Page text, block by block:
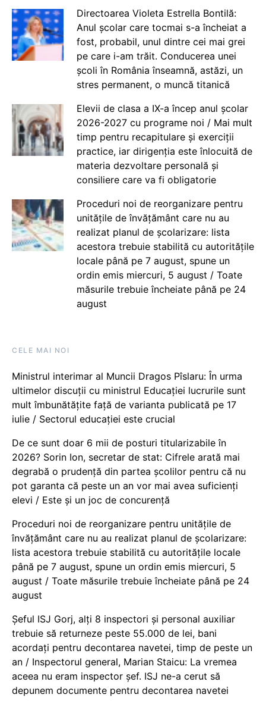
Directoarea Violeta Estrella Bontilă:
Anul școlar care tocmai s-a încheiat a
fost, probabil, unul dintre cei mai grei
pe care i-am trăit. Conducerea unei
școli în România înseamnă, astăzi, un
stres permanent, o muncă titanică
Elevii de clasa a IX-a încep anul școlar
2026-2027 cu programe noi / Mai mult
timp pentru recapitulare și exerciții
practice, iar dirigenția este înlocuită de
materia dezvoltare personală și
consiliere care va fi obligatorie
Proceduri noi de reorganizare pentru
unitățile de învățământ care nu au
realizat planul de școlarizare: lista
acestora trebuie stabilită cu autoritățile
locale până pe 7 august, spune un
ordin emis miercuri, 5 august / Toate
măsurile trebuie încheiate până pe 24
august
CELE MAI NOI
Ministrul interimar al Muncii Dragos Pîslaru: În urma
ultimelor discuții cu ministrul Educației lucrurile sunt
mult îmbunătățite față de varianta publicată pe 17
iulie / Sectorul educației este crucial
De ce sunt doar 6 mii de posturi titularizabile în
2026? Sorin Ion, secretar de stat: Cifrele arată mai
degrabă o prudență din partea școlilor pentru că nu
pot garanta că peste un an vor mai avea suficienți
elevi / Este și un joc de concurență
Proceduri noi de reorganizare pentru unitățile de
învățământ care nu au realizat planul de școlarizare:
lista acestora trebuie stabilită cu autoritățile locale
până pe 7 august, spune un ordin emis miercuri, 5
august / Toate măsurile trebuie încheiate până pe 24
august
Șeful ISJ Gorj, alți 8 inspectori și personal auxiliar
trebuie să returneze peste 55.000 de lei, bani
acordați pentru decontarea navetei, timp de peste un
an / Inspectorul general, Marian Staicu: La vremea
aceea nu eram inspector șef. ISJ ne-a cerut să
depunem documente pentru decontarea navetei